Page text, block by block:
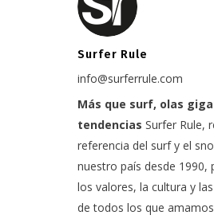
Surfer Rule
info@surferrule.com
Más que surf, olas
tendencias Surfer Rule,
referencia del surf y el
nuestro país desde 1990,
los valores, la cultura y
de todos los que